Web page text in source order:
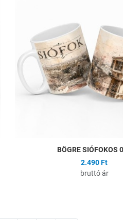
Gyors nézet
BÖGRE SIÓFOKOS
2.490 Ft
bruttó ár